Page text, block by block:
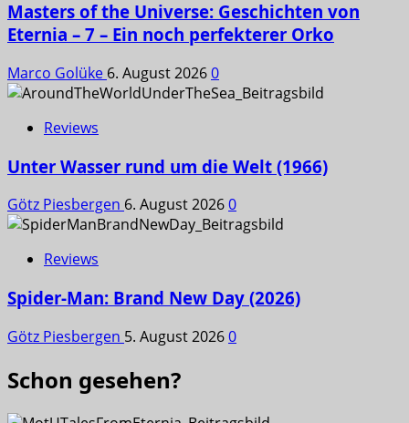
Masters of the Universe: Geschichten von
Eternia – 7 – Ein noch perfekterer Orko
Marco Golüke 6. August 20260
Reviews
Unter Wasser rund um die Welt (1966)
Götz Piesbergen 6. August 20260
Reviews
Spider-Man: Brand New Day (2026)
Götz Piesbergen 5. August 20260
Schon gesehen?